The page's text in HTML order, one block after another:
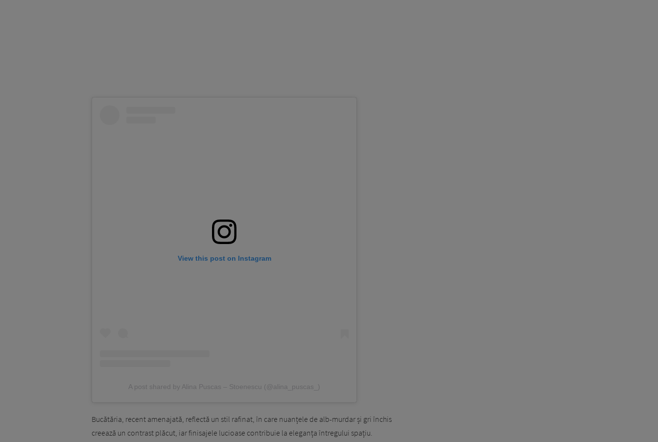
View this post on Instagram
A post shared by Alina Puscas – Stoenescu (@alina_puscas_)
Bucătăria, recent amenajată, reflectă un stil rafinat, în care nuanțele de alb-murdar și gri închis
creează un contrast plăcut, iar finisajele lucioase contribuie la eleganța întregului spațiu.